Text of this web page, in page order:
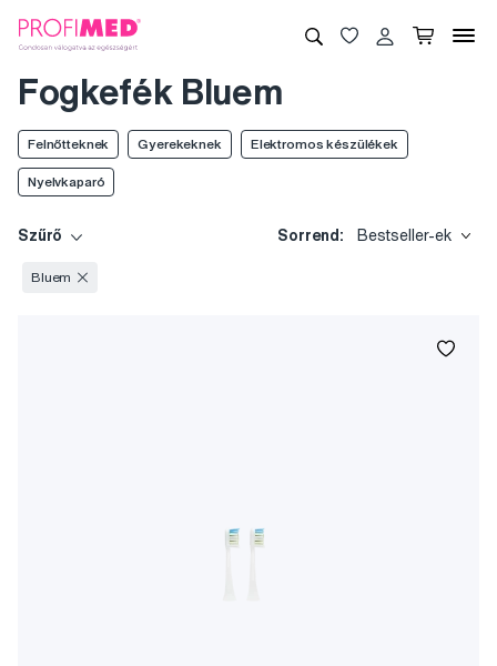
Fogkefék Bluem
Felnőtteknek Gyerekeknek Elektromos készülékek
Nyelvkaparó
Szűrő Sorrend: Bestseller-ek
Bluem